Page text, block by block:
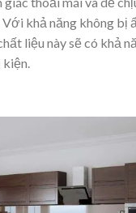
Với khả năng không bị
liệu này sẽ có khả
kiện.